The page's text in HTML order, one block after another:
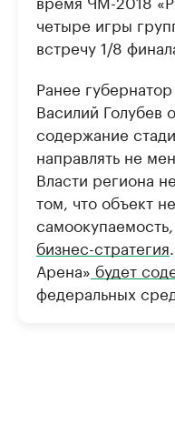
четыре игры
встречу 1/8
Ранее
Василий Голубев
содержание
направлять не
Власти региона
том, что объект
бизнес-стратегия
Арена» будет
федеральных